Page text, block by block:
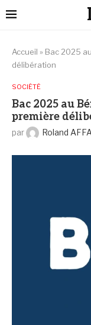
Accueil » Bac 2025
délibération
SOCIÉTÉ
Bac 2025 au
première
par Roland